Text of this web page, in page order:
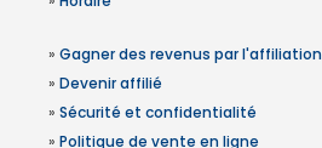
» Gagner des revenus par l'affiliation
» Devenir affilié
» Sécurité et confidentialité
» Politique de vente en ligne